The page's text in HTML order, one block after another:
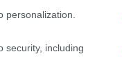
personalization.
security, including
other user protection.